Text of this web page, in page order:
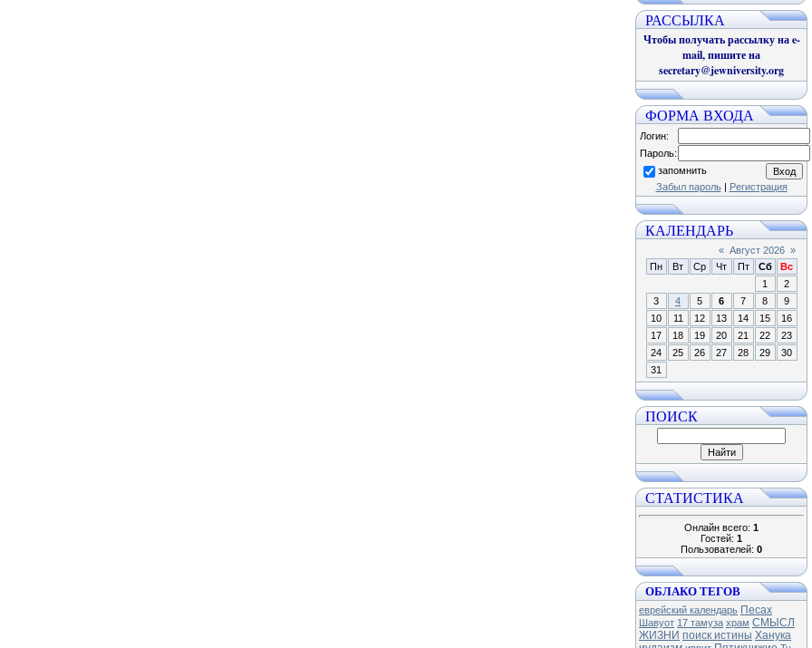
РАССЫЛКА
Чтобы получать рассылку на e-
mail, пишите на
secretary@jewniversity.org
ФОРМА ВХОДА
Логин:
Пароль:
запомнить
Забыл пароль| Регистрация
КАЛЕНДАРЬ
« Август 2026 »
Пн
Вт Ср Чт Пт Сб
Вс
1
2
3
4 5 6 7 8
9
10
11 12 13 14 15
16
17
18 19 20 21 22
23
24
25 26 27 28 29
30
31
ПОИСК
СТАТИСТИКА
Онлайн всего: 1
Гостей: 1
Пользователей: 0
ОБЛАКО ТЕГОВ
еврейский календарь Песах
Шавуот 17 тамуза храм СМЫСЛ
ЖИЗНИ поиск истины Ханука